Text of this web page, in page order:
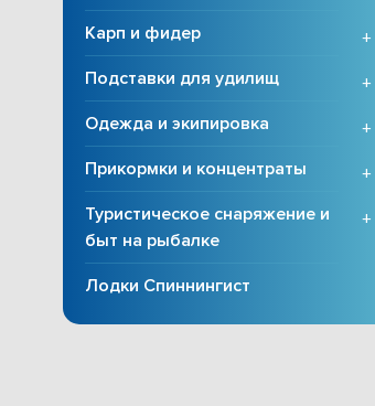
Карп и фидер
+
Подставки для удилищ
+
Одежда и экипировка
+
Прикормки и концентраты
+
Туристическое снаряжение и
быт на рыбалке
+
Лодки Спиннингист